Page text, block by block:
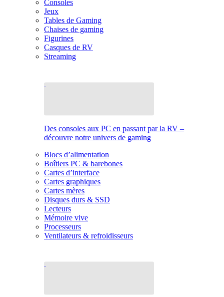
Consoles
Jeux
Tables de Gaming
Chaises de gaming
Figurines
Casques de RV
Streaming
Des consoles aux PC en passant par la RV –
découvre notre univers de gaming
Blocs d’alimentation
Boîtiers PC & barebones
Cartes d’interface
Cartes graphiques
Cartes mères
Disques durs & SSD
Lecteurs
Mémoire vive
Processeurs
Ventilateurs & refroidisseurs